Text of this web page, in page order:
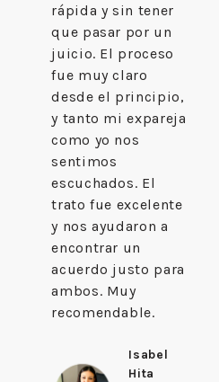
rápida y sin tener
que pasar por un
juicio. El proceso
fue muy claro
desde el principio,
y tanto mi expareja
como yo nos
sentimos
escuchados. El
trato fue excelente
y nos ayudaron a
encontrar un
acuerdo justo para
ambos. Muy
recomendable.
Isabel
Hita